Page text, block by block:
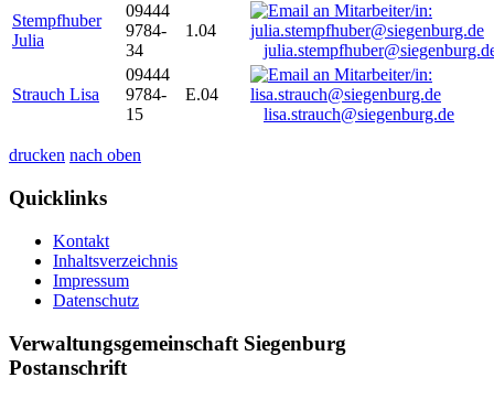
Stempfhuber
Julia
09444
9784-
34
1.04
Strauch Lisa
09444
9784-
15
E.04
lisa.strauch@siegenburg.de
drucken nach oben
Quicklinks
Kontakt
Inhaltsverzeichnis
Impressum
Datenschutz
Verwaltungsgemeinschaft Siegenburg
Postanschrift